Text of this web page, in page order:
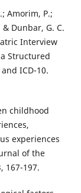
Amorim, P.;
& Dunbar, G. C.
Interview
Structured
ICD-10.
childhood
experiences
of the
167-197.